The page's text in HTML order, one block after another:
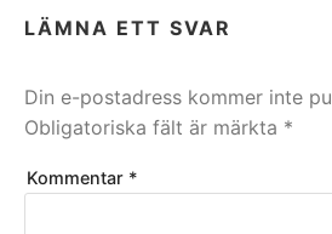
LÄMNA ETT SVAR
Din e-postadress kommer inte
Obligatoriska fält är märkta *
Kommentar *